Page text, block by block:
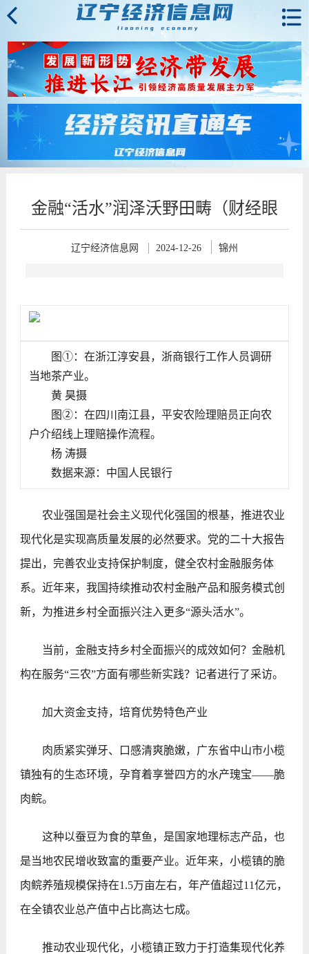
金融“活水”润泽沃野田畴（财经眼
辽宁经济信息网 2024-12-26 锦州
图①：在浙江淳安县，浙商银行工作人员调研
当地茶产业。
黄 昊摄
图②：在四川南江县，平安农险理赔员正向农
户介绍线上理赔操作流程。
杨 涛摄
数据来源：中国人民银行
农业强国是社会主义现代化强国的根基，推进农业
现代化是实现高质量发展的必然要求。党的二十大报告
提出，完善农业支持保护制度，健全农村金融服务体
系。近年来，我国持续推动农村金融产品和服务模式创
新，为推进乡村全面振兴注入更多“源头活水”。
当前，金融支持乡村全面振兴的成效如何？金融机
构在服务“三农”方面有哪些新实践？记者进行了采访。
加大资金支持，培育优势特色产业
肉质紧实弹牙、口感清爽脆嫩，广东省中山市小榄
镇独有的生态环境，孕育着享誉四方的水产瑰宝——脆
肉鲩。
这种以蚕豆为食的草鱼，是国家地理标志产品，也
是当地农民增收致富的重要产业。近年来，小榄镇的脆
肉鲩养殖规模保持在1.5万亩左右，年产值超过11亿元，
在全镇农业总产值中占比高达七成。
推动农业现代化，小榄镇正致力于打造集现代化养